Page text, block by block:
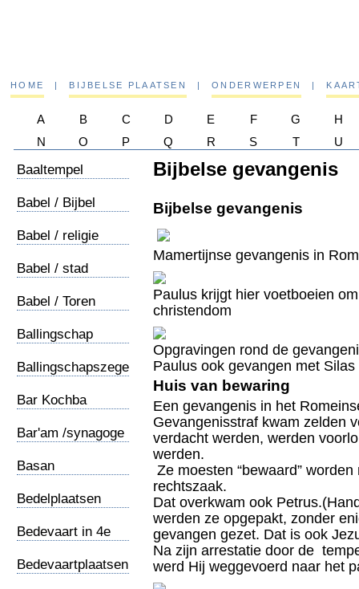
HOME | BIJBELSE PLAATSEN | ONDERWERPEN |
A B C D E F G
H
N
O P Q R S T U
Baaltempel
Babel / Bijbel
Babel / religie
Babel / stad
Babel / Toren
Ballingschap
Ballingschapszegel
Bar Kochba
Bar'am /synagoge
Basan
Bedelplaatsen
Bedevaart in 4e
Bedevaartplaatsen
Bijbelse gevangenis
Bijbelse gevangenis
Mamertijnse gevangenis in
Paulus krijgt hier voetboeien
christendom
Opgravingen rond de
Paulus ook gevangen met
Huis van bewaring
Een gevangenis in het
Gevangenisstraf kwam zelden
verdacht werden, werden
werden.
Ze moesten “bewaard”
rechtszaak.
Dat overkwam ook
werden ze opgepakt, zonder
gevangen gezet. Dat is ook
Na zijn arrestatie door de
werd Hij weggevoerd naar het